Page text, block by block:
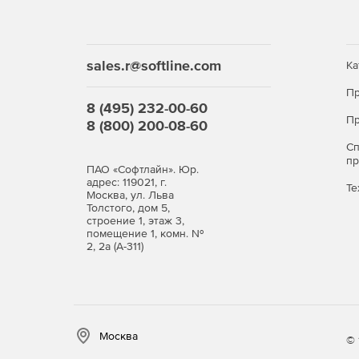
Окно «Акт выполненных работ»
Задание общего процента выполнения по
Создание сметы из нескольких актов.
Дополнительные возможности
Редактор стандартных сметных отчетов.
sales.r@softline.com
8 (495) 232-00-60
8 (800) 200-08-60
ПАО «Софтлайн». Юр.
адрес: 119021, г.
Москва, ул. Льва
Толстого, дом 5,
строение 1, этаж 3,
помещение 1, комн. №
2, 2а (А-311)
Москва ©